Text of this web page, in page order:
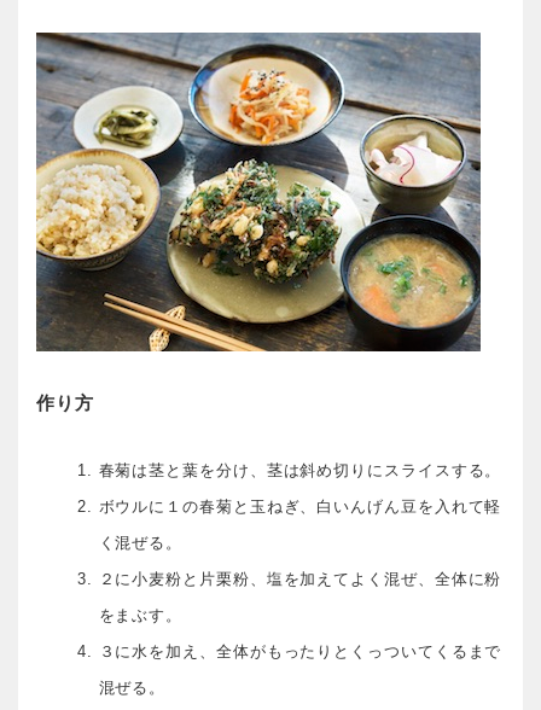
作り方
春菊は茎と葉を分け、茎は斜め切りにスライスする。
ボウルに１の春菊と玉ねぎ、白いんげん豆を入れて軽
く混ぜる。
２に小麦粉と片栗粉、塩を加えてよく混ぜ、全体に粉
をまぶす。
３に水を加え、全体がもったりとくっついてくるまで
混ぜる。